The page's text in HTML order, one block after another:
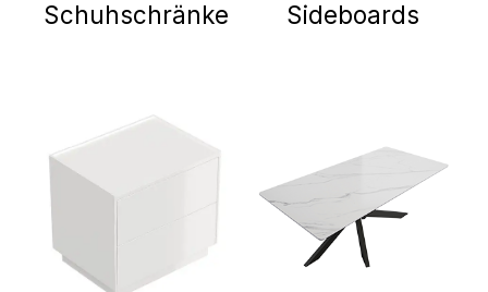
Schuhschränke Sideboards